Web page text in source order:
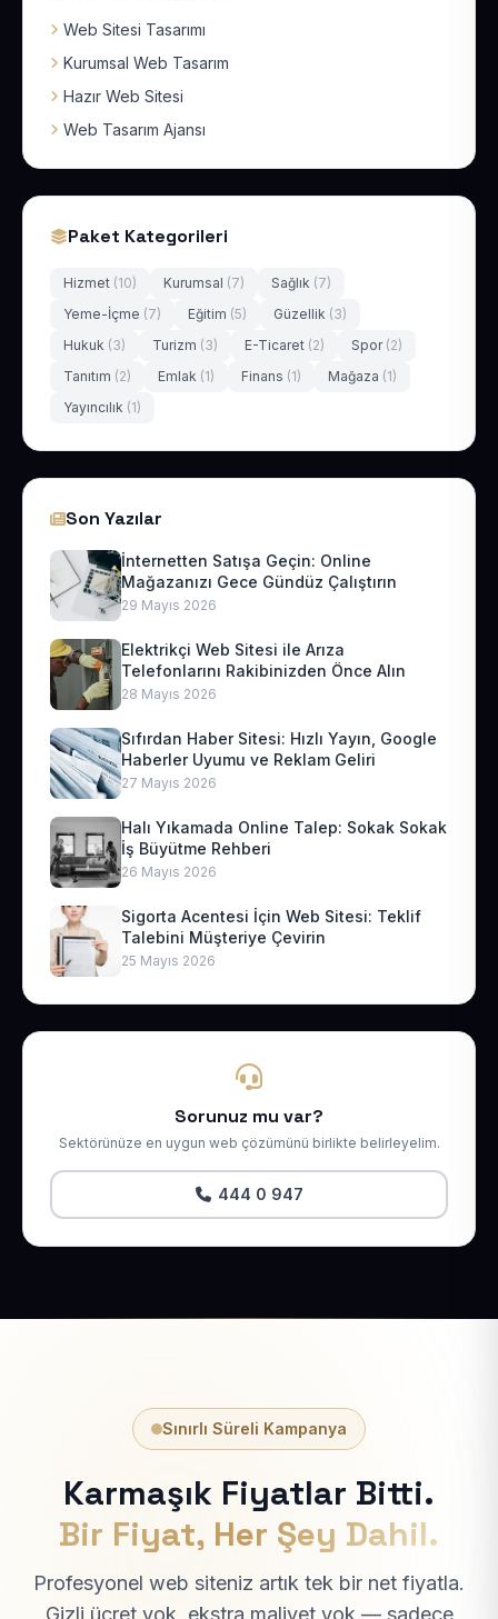
Web Sitesi Tasarımı
Kurumsal Web Tasarım
Hazır Web Sitesi
Web Tasarım Ajansı
Paket Kategorileri
Hizmet (10) Kurumsal (7) Sağlık (7)
Yeme-İçme (7) Eğitim (5) Güzellik (3)
Hukuk (3) Turizm (3) E-Ticaret (2) Spor (2)
Tanıtım (2) Emlak (1) Finans (1) Mağaza (1)
Yayıncılık (1)
Son Yazılar
İnternetten Satışa Geçin: Online
Mağazanızı Gece Gündüz Çalıştırın
29 Mayıs 2026
Elektrikçi Web Sitesi ile Arıza
Telefonlarını Rakibinizden Önce Alın
28 Mayıs 2026
Sıfırdan Haber Sitesi: Hızlı Yayın, Google
Haberler Uyumu ve Reklam Geliri
27 Mayıs 2026
Halı Yıkamada Online Talep: Sokak Sokak
İş Büyütme Rehberi
26 Mayıs 2026
Sigorta Acentesi İçin Web Sitesi: Teklif
Talebini Müşteriye Çevirin
25 Mayıs 2026
Sorunuz mu var?
Sektörünüze en uygun web çözümünü birlikte belirleyelim.
444 0 947
Sınırlı Süreli Kampanya
Karmaşık Fiyatlar Bitti.
Bir Fiyat, Her Şey Dahil.
Profesyonel web siteniz artık tek bir net fiyatla.
Gizli ücret yok, ekstra maliyet yok — sadece